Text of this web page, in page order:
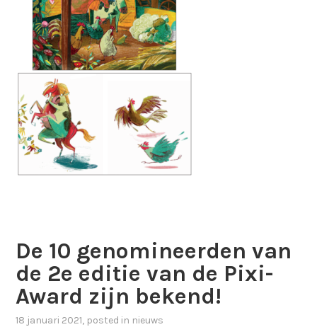
De 10 genomineerden van
de 2e editie van de Pixi-
Award zijn bekend!
18 januari 2021, posted in nieuws